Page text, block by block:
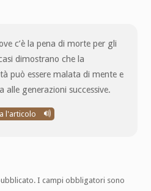
c’è la pena di morte per gli
dimostrano che la
può essere malata di mente e
generazioni successive.
l'articolo
I campi obbligatori sono